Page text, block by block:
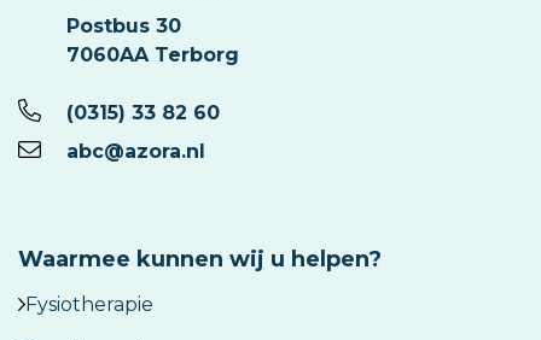
Postbus 30
7060AA Terborg
(0315) 33 82 60
abc@azora.nl
Waarmee kunnen wij u helpen?
Fysiotherapie